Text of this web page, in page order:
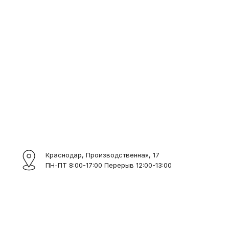
Краснодар, Производственная, 17
ПН-ПТ 8:00-17:00 Перерыв 12:00-13:00